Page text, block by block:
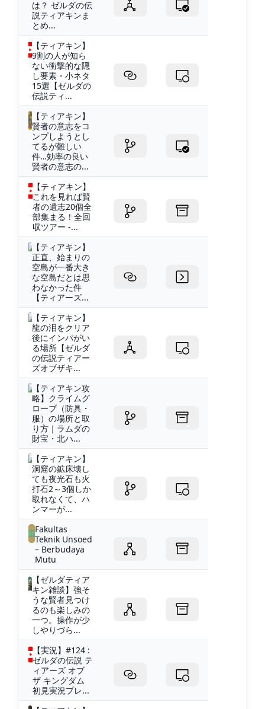
は？ ゼルダの伝
説ティアキンま
とめ...
【ティアキン】
9割の人が知ら
ない衝撃的な隠
し要素・小ネタ
15選【ゼルダの
伝説ティ...
【ティアキン】
賢者の意志をコ
ンプしようとし
てるが難しい
件…効率の良い
賢者の意志の...
【ティアキン】
これを見れば賢
者の遺志20個全
部集まる！全回
収ツアー -...
【ティアキン】
正直、始まりの
空島が一番大き
な空島だとは思
わなかった件
【ティアーズ...
【ティアキン】
龍の泪をクリア
後にインパがい
る場所【ゼルダ
の伝説ティアー
ズオブザキ...
【ティアキン攻
略】クライムグ
ローブ（防具・
服）の場所と取
り方｜ラムダの
財宝・北ハ...
【ティアキン】
洞窟の鉱床壊し
ても夜光石も火
打石2～3個しか
取れなくて、ハ
ンマーが...
Fakultas
Teknik Unsoed
– Berbudaya
Mutu
【ゼルダティア
キン雑談】強そ
うな賢者見つけ
るのも楽しみの
一つ。操作が少
しやりづら...
【実況】#124 :
ゼルダの伝説 テ
ィアーズ オブ
ザ キングダム
初見実況プレ...